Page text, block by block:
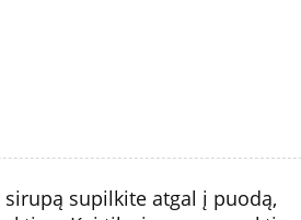
supilkite atgal į puodą,